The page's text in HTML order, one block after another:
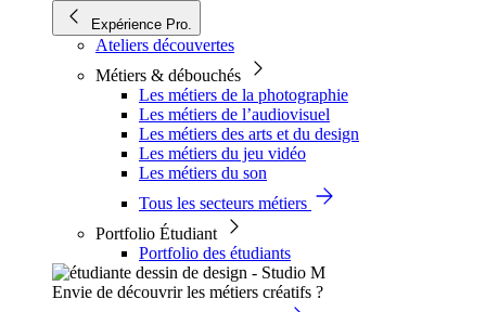
Expérience Pro.
Ateliers découvertes
Métiers & débouchés
Les métiers de la photographie
Les métiers de l’audiovisuel
Les métiers des arts et du design
Les métiers du jeu vidéo
Les métiers du son
Tous les secteurs métiers
Portfolio Étudiant
Portfolio des étudiants
Envie de découvrir les métiers créatifs ?